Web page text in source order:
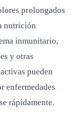
prolongados
nutrición
inmunitario,
y otras
pueden
enfermedades
rápidamente.